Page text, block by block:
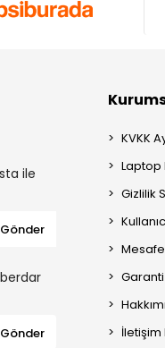
ile
Gönder
Gönder
KVKK
Laptop
Gizlilik
Garanti
İletişim